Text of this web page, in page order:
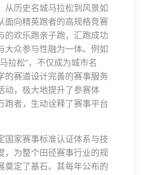
从历史名城马拉松到风景如
面向精英跑者的高规格竞赛
的欢乐跑亲子跑，汇跑成功
大众参与性融为一体。例如
拉松”，不仅成为城市名
的赛道设计完善的赛事服务
动，极大地提升了参赛体
跑者，生动诠释了赛事平台
国家赛事标准认证体系与技
，为整个田径赛事行业的规
奠定了基石。其每年公布的